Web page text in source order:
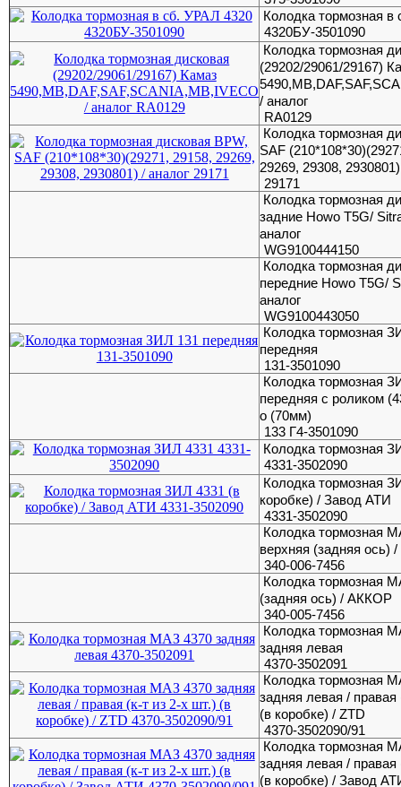
Колодка тормозная
4320БУ-3501090
Колодка тормозная
(29202/29061/29167)
/ аналог
RA0129
Колодка тормозная
SAF
29269, 29308,
29171
Колодка тормозная
задние Howo T5G/
аналог
WG9100444150
Колодка тормозная
передние Howo T5G/
аналог
WG9100443050
Колодка тормозная
передняя
131-3501090
Колодка тормозная
передняя с роликом
о (70мм)
133 Г4-3501090
Колодка тормозная
4331-3502090
Колодка тормозная
коробке) / Завод АТИ
4331-3502090
Колодка тормозная
верхняя (задняя ось)
340-006-7456
Колодка тормозная
(задняя ось) / АККОР
340-005-7456
Колодка тормозная
задняя левая
4370-3502091
Колодка тормозная
задняя левая / правая
(в коробке) / ZTD
4370-3502090/91
Колодка тормозная
задняя левая / правая
(в коробке) / Завод